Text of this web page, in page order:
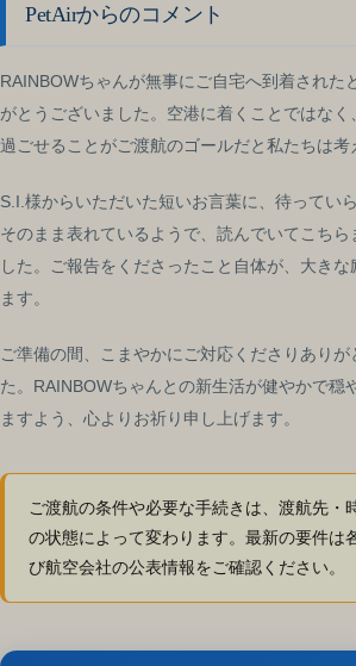
PetAirからのコメント
RAINBOWちゃんが無事にご自宅へ到着された
がとうございました。空港に着くことではなく
過ごせることがご渡航のゴールだと私たちは考
S.I.様からいただいた短いお言葉に、待ってい
そのまま表れているようで、読んでいてこちら
した。ご報告をくださったこと自体が、大きな
ます。
ご準備の間、こまやかにご対応くださりありが
た。RAINBOWちゃんとの新生活が健やかで穏
ますよう、心よりお祈り申し上げます。
ご渡航の条件や必要な手続きは、渡航先・
の状態によって変わります。最新の要件は
び航空会社の公表情報をご確認ください。